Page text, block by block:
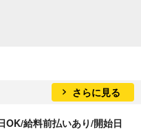
さらに見る
OK/給料前払いあり/開始日